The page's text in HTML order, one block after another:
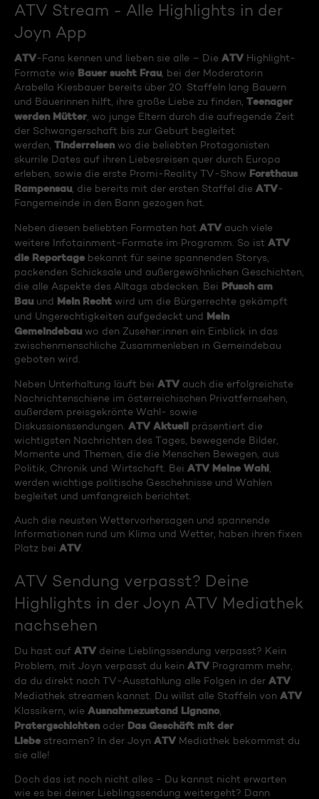
ATV Stream - Alle Highlights in der
Joyn App
ATV-Fans kennen und lieben sie alle – Die ATV Highlight-
Formate wie Bauer sucht Frau , bei der Moderatorin
Arabella Kiesbauer bereits über 20. Staffeln lang Bauern
und Bäuerinnen hilft, ihre große Liebe zu finden, Teenager
werden Mütter , wo junge Eltern durch die aufregende Zeit
der Schwangerschaft bis zur Geburt begleitet
werden, Tinderreisenwo die beliebten Protagonisten
skurrile Dates auf ihren Liebesreisen quer durch Europa
erleben, sowie die erste Promi-Reality TV-Show Forsthaus
Rampensau , die bereits mit der ersten Staffel die ATV-
Fangemeinde in den Bann gezogen hat.
Neben diesen beliebten Formaten hat ATV auch viele
weitere Infotainment-Formate im Programm. So ist ATV
die Reportage bekannt für seine spannenden Storys,
packenden Schicksale und außergewöhnlichen Geschichten,
die alle Aspekte des Alltags abdecken. Bei Pfusch am
Bau und Mein Recht wird um die Bürgerrechte gekämpft
und Ungerechtigkeiten aufgedeckt und Mein
Gemeindebau wo den Zuseher:innen ein Einblick in das
zwischenmenschliche Zusammenleben in Gemeindebau
geboten wird.
Neben Unterhaltung läuft bei ATV auch die erfolgreichste
Nachrichtenschiene im österreichischen Privatfernsehen,
außerdem preisgekrönte Wahl- sowie
Diskussionssendungen. ATV Aktuell präsentiert die
wichtigsten Nachrichten des Tages, bewegende Bilder,
Momente und Themen, die die Menschen Bewegen, aus
Politik, Chronik und Wirtschaft. Bei ATV Meine Wahl
werden wichtige politische Geschehnisse und Wahlen
begleitet und umfangreich berichtet.
Auch die neusten Wettervorhersagen und spannende
Informationen rund um Klima und Wetter, haben ihren fixen
Platz bei ATV
ATV Sendung verpasst? Deine
Highlights in der Joyn ATV Mediathek
nachsehen
Du hast auf ATV deine Lieblingssendung verpasst? Kein
Problem, mit Joyn verpasst du kein ATV Programm mehr,
da du direkt nach TV-Ausstahlung alle Folgen in der ATV
Mediathek streamen kannst. Du willst alle Staffeln von ATV
Klassikern, wie Ausnahmezustand Lignano,
Pratergschichtenoder Das Geschäft mit der
Liebe streamen? In der Joyn ATV Mediathek bekommst du
sie alle!
Doch das ist noch nicht alles - Du kannst nicht erwarten
wie es bei deiner Lieblingssendung weitergeht? Dann